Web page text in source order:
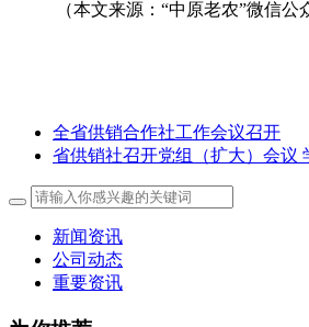
（本文来源：“中原老农”微信公
全省供销合作社工作会议召开
省供销社召开党组（扩大）会议
新闻资讯
公司动态
重要资讯